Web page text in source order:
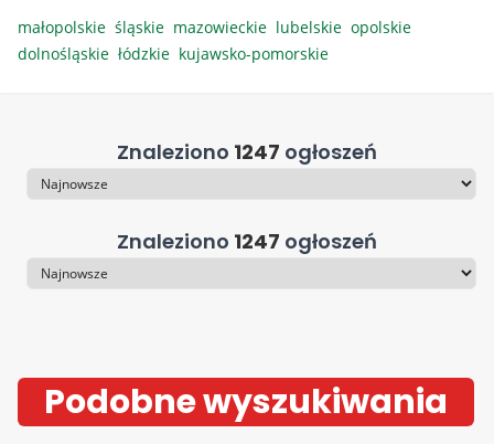
małopolskie śląskie mazowieckie lubelskie opolskie
dolnośląskie łódzkie kujawsko-pomorskie
Znaleziono 1247 ogłoszeń
Sortowanie
Znaleziono 1247 ogłoszeń
Sortowanie
Podobne wyszukiwania